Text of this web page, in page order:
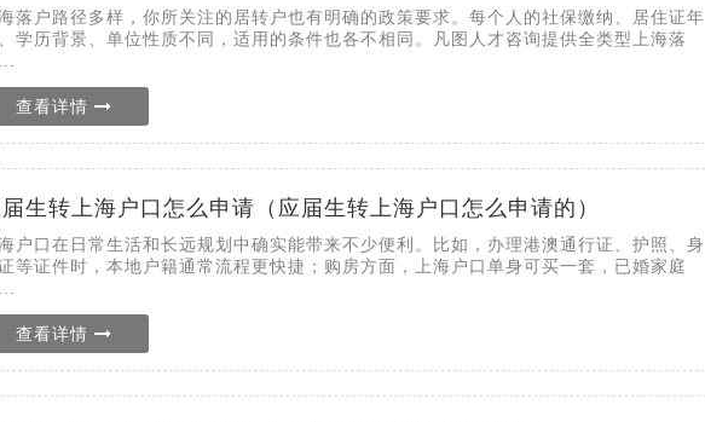
海落户路径多样，你所关注的居转户也有明确的政策要求。每个人的社保缴纳、居住证年
学历背景、单位性质不同，适用的条件也各不相同。凡图人才咨询提供全类型上海落
查看详情
生转上海户口怎么申请（应届生转上海户口怎么申请的）
海户口在日常生活和长远规划中确实能带来不少便利。比如，办理港澳通行证、护照、身
等证件时，本地户籍通常流程更快捷；购房方面，上海户口单身可买一套，已婚家庭
查看详情